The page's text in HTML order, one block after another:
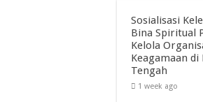
Sosialisasi
Bina Spiritual
Kelola
Keagamaan
Tengah
1 week ago